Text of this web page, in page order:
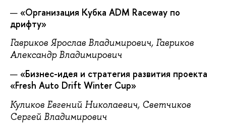
«Организация Кубка ADM Raceway по
дрифту»
Гавриков Ярослав Владимирович, Гавриков
Александр Владимирович
«Бизнес-идея и стратегия развития проекта
«Fresh Auto Drift Winter Cup»
Куликов Евгений Николаевич, Светчиков
Сергей Владимирович